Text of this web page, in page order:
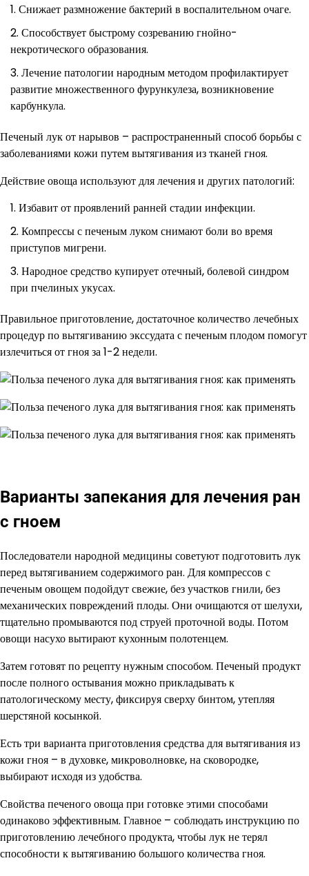
Снижает размножение бактерий в воспалительном очаге.
Способствует быстрому созреванию гнойно-
некротического образования.
Лечение патологии народным методом профилактирует
развитие множественного фурункулеза, возникновение
карбункула.
Печеный лук от нарывов – распространенный способ борьбы с
заболеваниями кожи путем вытягивания из тканей гноя.
Действие овоща используют для лечения и других патологий:
Избавит от проявлений ранней стадии инфекции.
Компрессы с печеным луком снимают боли во время
приступов мигрени.
Народное средство купирует отечный, болевой синдром
при пчелиных укусах.
Правильное приготовление, достаточное количество лечебных
процедур по вытягиванию экссудата с печеным плодом помогут
излечиться от гноя за 1-2 недели.
Варианты запекания для лечения ран
с гноем
Последователи народной медицины советуют подготовить лук
перед вытягиванием содержимого ран. Для компрессов с
печеным овощем подойдут свежие, без участков гнили, без
механических повреждений плоды. Они очищаются от шелухи,
тщательно промываются под струей проточной воды. Потом
овощи насухо вытирают кухонным полотенцем.
Затем готовят по рецепту нужным способом. Печеный продукт
после полного остывания можно прикладывать к
патологическому месту, фиксируя сверху бинтом, утепляя
шерстяной косынкой.
Есть три варианта приготовления средства для вытягивания из
кожи гноя – в духовке, микроволновке, на сковородке,
выбирают исходя из удобства.
Свойства печеного овоща при готовке этими способами
одинаково эффективным. Главное – соблюдать инструкцию по
приготовлению лечебного продукта, чтобы лук не терял
способности к вытягиванию большого количества гноя.